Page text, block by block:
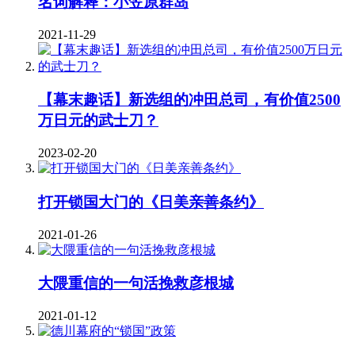
2021-11-29
【幕末趣话】新选组的冲田总司，有价值2500
万日元的武士刀？
2023-02-20
打开锁国大门的《日美亲善条约》
2021-01-26
大隈重信的一句活挽救彦根城
2021-01-12